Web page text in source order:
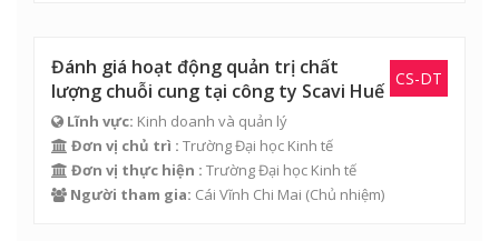
CS-DT
Đánh giá hoạt động quản trị chất
lượng chuỗi cung tại công ty Scavi Huế
Lĩnh vực: Kinh doanh và quản lý
Đơn vị chủ trì : Trường Đại học Kinh tế
Đơn vị thực hiện : Trường Đại học Kinh tế
Người tham gia: Cái Vĩnh Chi Mai (Chủ nhiệm)